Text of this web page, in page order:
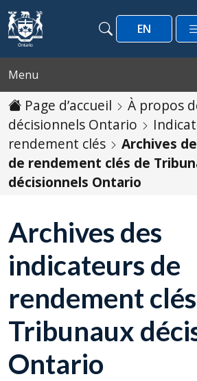
Passer au contenu
Recherche
Recherche
EN
Menu
Page d’accueil
À propos
décisionnels Ontario
rendement clés
Archives
de rendement clés de
décisionnels Ontario
Archives des
indicateurs de
rendement
Tribunaux
Ontario